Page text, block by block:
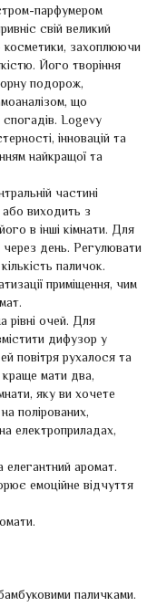
парфумером
свій великий
косметики, захоплюючи
Його творіння
подорож,
що
Logevy
інновацій та
найкращої та
частині
виходить з
в інші кімнати. Для
через день. Регулювати
паличок.
приміщення, чим
рівні очей. Для
дифузор у
повітря рухалося та
мати два,
яку ви хочете
полірованих,
електроприладах,
елегантний аромат.
емоційне відчуття
паличками.